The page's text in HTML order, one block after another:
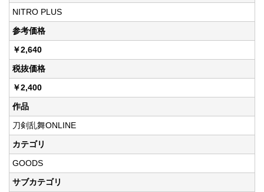
NITRO PLUS
参考価格
￥2,640
税抜価格
￥2,400
作品
刀剣乱舞ONLINE
カテゴリ
GOODS
サブカテゴリ